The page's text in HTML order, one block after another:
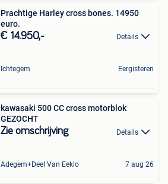
Prachtige Harley cross bones. 14950
euro.
€ 14.950,- Details
Ichtegem Eergisteren
kawasaki 500 CC cross motorblok
GEZOCHT
Zie omschrijving Details
Adegem+Deel Van Eeklo 7 aug 26